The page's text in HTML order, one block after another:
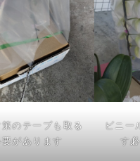
のテープも取る
要があります
ビニー
す